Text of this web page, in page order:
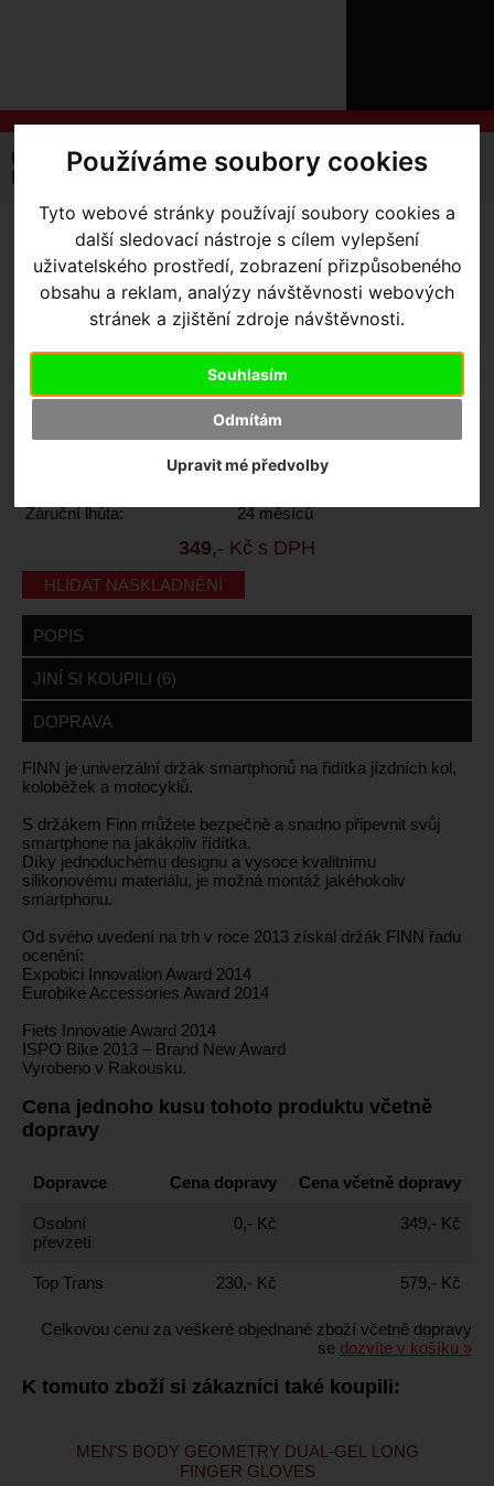
Používáme soubory cookies
Tyto webové stránky používají soubory cookies a
další sledovací nástroje s cílem vylepšení
uživatelského prostředí, zobrazení přizpůsobeného
obsahu a reklam, analýzy návštěvnosti webových
stránek a zjištění zdroje návštěvnosti.
Souhlasím
Odmítám
Upravit mé předvolby
O
NÁKUPU
SLUŽBY
REGISTRACE
ZTRATILI
Úvodní strana Výbava pro kolo
Ostatní
Držák mobilního telefonu Bike Citizens Finn černý
DRŽÁK MOBILNÍHO
TELEFONU BIKE CITIZENS
FINN ČERNÝ
Výrobce:
Bike Citizens
Ne
Záruční lhůta:
24 měsíců
349,- Kč s DPH
HLÍDAT NASKLADNĚNÍ
POPIS
JINÍ SI KOUPILI (6)
DOPRAVA
FINN je univerzální držák smartphonů na řidítka jízdních kol,
koloběžek a motocyklů.
S držákem Finn můžete bezpečně a snadno připevnit svůj
smartphone na jakákoliv řídítka.
Díky jednoduchému designu a vysoce kvalitnímu
silikonovému materiálu, je možná montáž jakéhokoliv
smartphonu.
Od svého uvedení na trh v roce 2013 získal držák FINN řadu
ocenění:
Expobici Innovation Award 2014
Eurobike Accessories Award 2014
Fiets Innovatie Award 2014
ISPO Bike 2013 – Brand New Award
Vyrobeno v Rakousku.
Cena jednoho kusu tohoto produktu včetně
dopravy
Dopravce Cena dopravy Cena včetně dopravy
Osobní
převzetí
0,- Kč 349,- Kč
Top Trans 230,- Kč 579,- Kč
Celkovou cenu za veškeré objednané zboží včetně dopravy
se dozvíte v košíku »
K tomuto zboží si zákazníci také koupili:
MEN'S BODY GEOMETRY DUAL-GEL LONG
FINGER GLOVES